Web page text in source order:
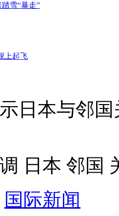
雪“暴走”
上起飞
舰
宁舰"
大学生变身"外交官"
本与邻国
日本 邻国
国际新闻